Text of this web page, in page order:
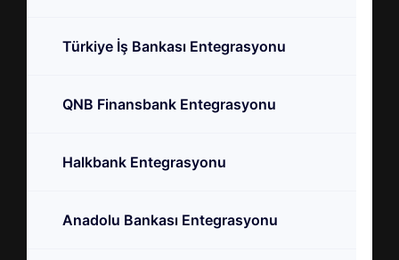
Türkiye İş Bankası Entegrasyonu
QNB Finansbank Entegrasyonu
Halkbank Entegrasyonu
Anadolu Bankası Entegrasyonu